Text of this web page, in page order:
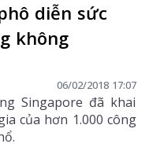
diễn sức
không
06/02/2018 17:07
Singapore đã khai
của hơn 1.000 công